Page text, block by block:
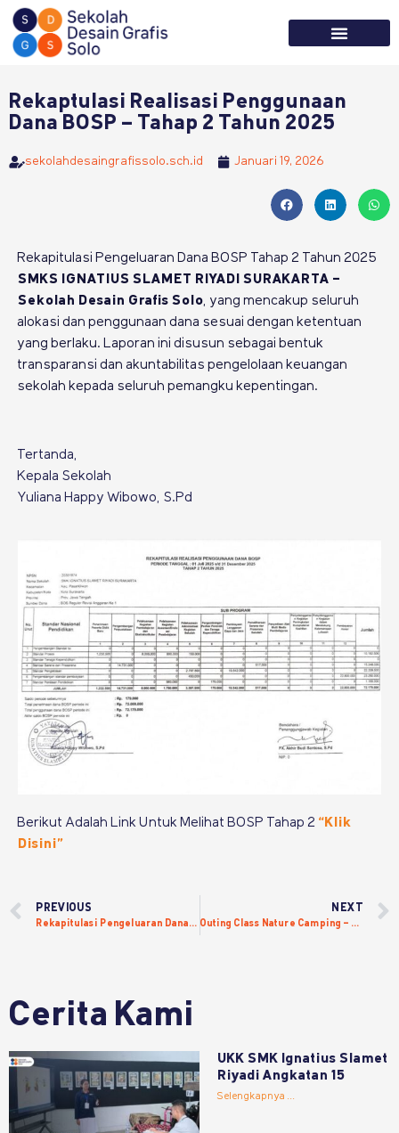
Rekaptulasi Realisasi Penggunaan
Dana BOSP – Tahap 2 Tahun 2025
sekolahdesaingrafissolo.sch.id Januari 19, 2026
Rekapitulasi Pengeluaran Dana BOSP
Tahap 2 Tahun 2025
SMKS IGNATIUS SLAMET RIYADI SURAKARTA –
Sekolah Desain Grafis Solo, yang mencakup seluruh
alokasi dan penggunaan dana sesuai dengan ketentuan
yang berlaku. Laporan ini disusun sebagai bentuk
transparansi dan akuntabilitas pengelolaan keuangan
sekolah kepada seluruh pemangku kepentingan.
Tertanda,
Kepala Sekolah
Yuliana Happy Wibowo, S.Pd
Berikut Adalah Link Untuk Melihat BOSP Tahap 2 “Klik
Disini”
PREVIOUS
Rekapitulasi Pengeluaran Dana BOSP Tahap 1 Tahun 2025 – SMK SLAMET RIYADI SURAKARTA
NEXT
Outing Class Nature Camping – Sekolah Desain Grafis Solo
Cerita Kami
UKK SMK Ignatius Slamet
Riyadi Angkatan 15
Selengkapnya ...